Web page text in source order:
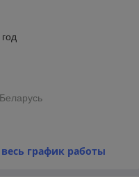
график работы